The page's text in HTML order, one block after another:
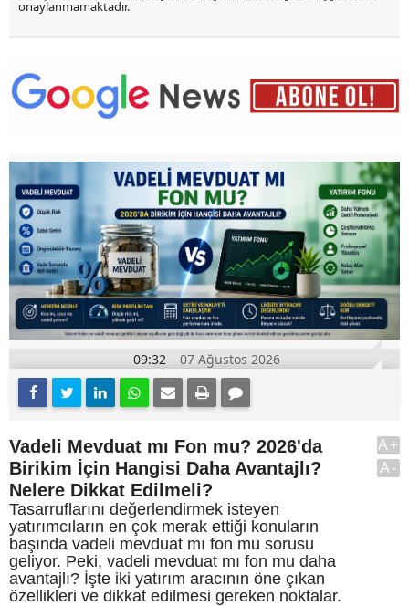
onaylanmamaktadır.
09:32 07 Ağustos 2026
Vadeli Mevduat mı Fon mu? 2026'da
Birikim İçin Hangisi Daha Avantajlı?
Nelere Dikkat Edilmeli?
Tasarruflarını değerlendirmek isteyen
yatırımcıların en çok merak ettiği konuların
başında vadeli mevduat mı fon mu sorusu
geliyor. Peki, vadeli mevduat mı fon mu daha
avantajlı? İşte iki yatırım aracının öne çıkan
özellikleri ve dikkat edilmesi gereken noktalar.
A+
A-